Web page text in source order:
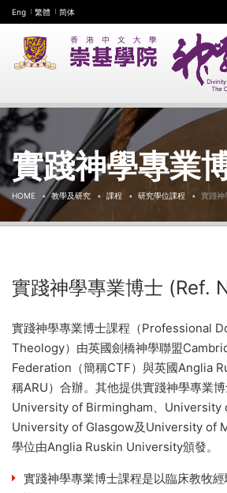
Eng 繁體 简体
實踐神學專業
HOME 教學及研究 課程 ​研究學位課程​ 實踐神
實踐神學專業博士 (Ref.
實踐神學專業博士課程（Professional
Theology）由英國劍橋神學聯盟
Federation（簡稱CTF）與英國Anglia
稱ARU）合辦。其他提供實踐神學專業
University of Birmingham、University
University of Glasgow及University of
學位由Anglia Ruskin University頒發。
實踐神學專業博士課程是以臨床教牧